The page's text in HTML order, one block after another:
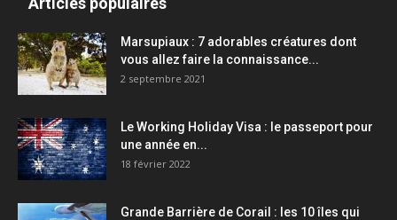
Marsupiaux : 7 adorables créatures dont
vous allez faire la connaissance...
2 septembre 2021
Le Working Holiday Visa : le passeport pour
une année en...
18 février 2022
Grande Barrière de Corail : les 10 îles qui